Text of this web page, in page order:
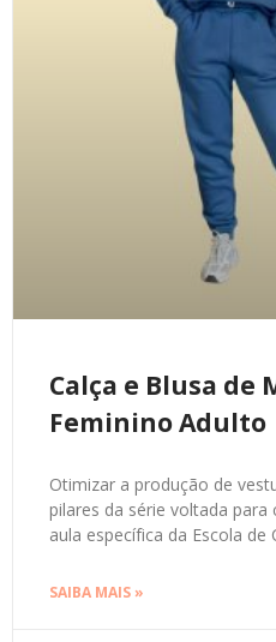
Calça e Blusa de
Feminino Adulto
Otimizar a produção de
pilares da série voltada
aula específica da Escola
SAIBA MAIS »